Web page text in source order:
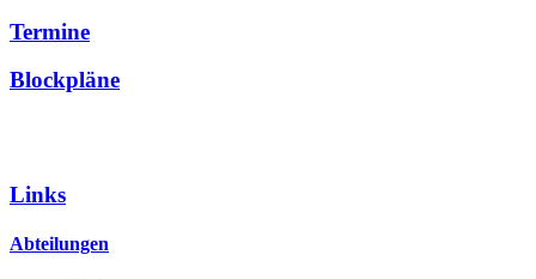
Termine
Blockpläne
Links
Abteilungen